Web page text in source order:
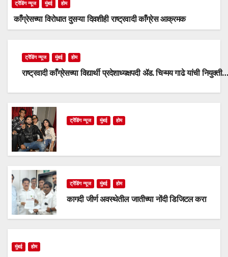
ट्रेंडिंग न्यूज मुंबई होम
काँग्रेसच्या विरोधात दुसऱ्या दिवशीही राष्ट्रवादी काँग्रेस आक्रमक
ट्रेंडिंग न्यूज मुंबई होम
राष्ट्रवादी काँग्रेसच्या विद्यार्थी प्रदेशाध्यक्षपदी ॲड. चिन्मय गाढे यांची नियुक्ती…
ट्रेंडिंग न्यूज मुंबई होम
ट्रेंडिंग न्यूज मुंबई होम
कागदी जीर्ण अवस्थेतील जातीच्या नोंदी डिजिटल करा
मुंबई होम